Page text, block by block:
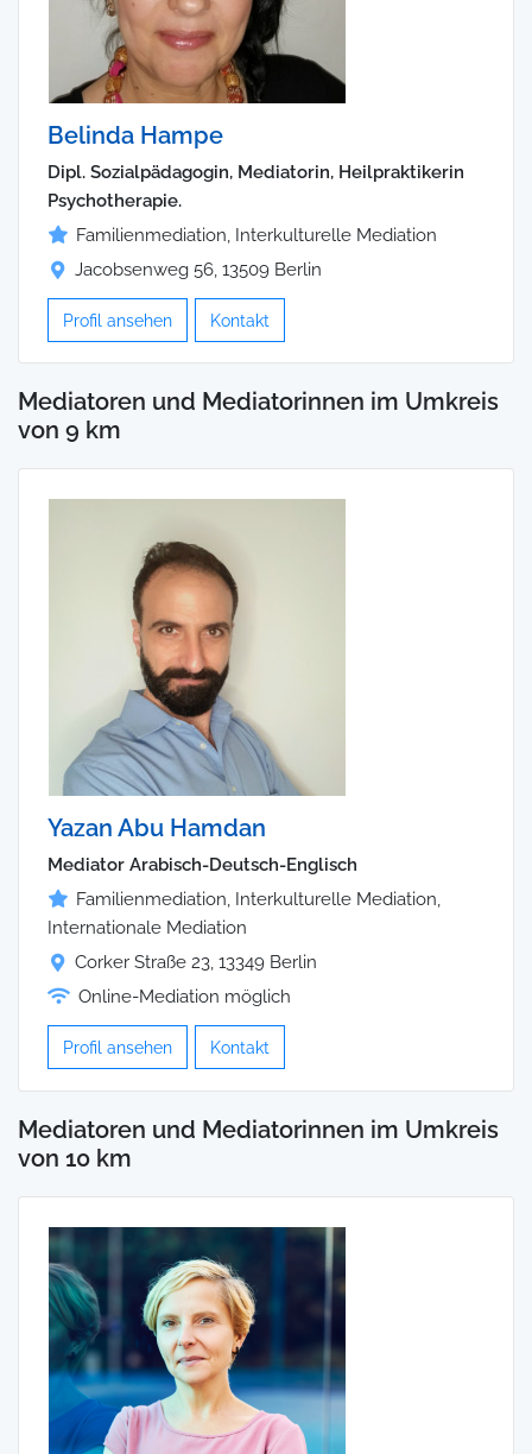
Belinda Hampe
Dipl. Sozialpädagogin, Mediatorin, Heilpraktikerin
Psychotherapie.
Familienmediation, Interkulturelle Mediation
Jacobsenweg 56, 13509 Berlin
Profil ansehen Kontakt
Mediatoren und Mediatorinnen im Umkreis
von 9 km
Yazan Abu Hamdan
Mediator Arabisch-Deutsch-Englisch
Familienmediation, Interkulturelle Mediation,
Internationale Mediation
Corker Straße 23, 13349 Berlin
Online-Mediation möglich
Profil ansehen Kontakt
Mediatoren und Mediatorinnen im Umkreis
von 10 km